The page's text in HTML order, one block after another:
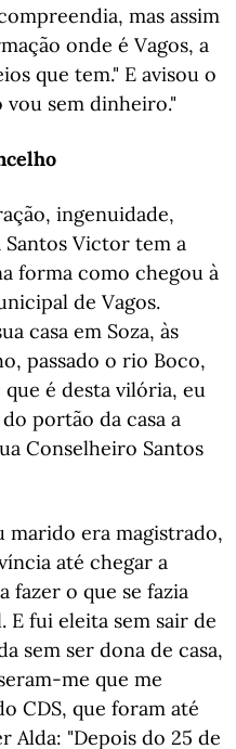
mas assim
onde é Vagos, a
que tem." E avisou o
vou sem dinheiro."
ingenuidade,
Santos Victor tem a
forma como chegou à
de Vagos.
casa em Soza, às
passado o rio Boco,
é desta vilória, eu
portão da casa a
Conselheiro Santos
marido era magistrado,
até chegar a
fazer o que se fazia
E fui eleita sem sair de
sem ser dona de casa,
me que me
CDS, que foram até
Alda: "Depois do 25 de